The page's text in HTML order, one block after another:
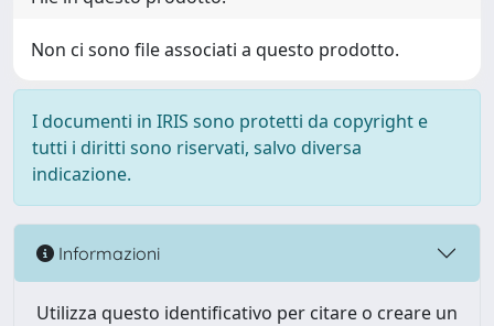
Non ci sono file associati a questo prodotto.
I documenti in IRIS sono protetti da copyright e
tutti i diritti sono riservati, salvo diversa
indicazione.
Informazioni
Utilizza questo identificativo per citare o creare un